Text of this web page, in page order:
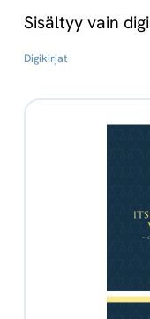
Sisältyy vain
Digikirjat